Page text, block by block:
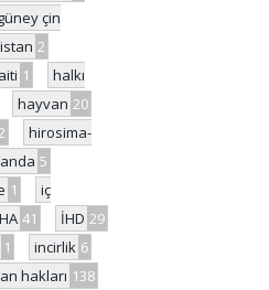
çin
2
1
halkı
hayvan 20
hirosima-
5
1
iç
41 İHD 29
1 incirlik 6
hakları 138